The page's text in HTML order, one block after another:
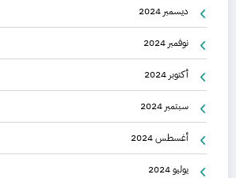
ديسمبر 2024
نوفمبر 2024
أكتوبر 2024
سبتمبر 2024
أغسطس 2024
يوليو 2024